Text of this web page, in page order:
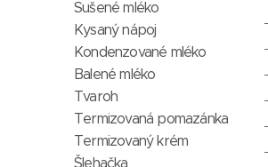
Sušené mléko
Kysaný nápoj
Kondenzované mléko
Balené mléko
Tvaroh
Termizovaná pomazánka
Termizovaný krém
Šlehačka